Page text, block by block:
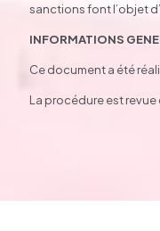
sanctions font l’objet
INFORMATIONS
Ce document a été
La procédure est revue